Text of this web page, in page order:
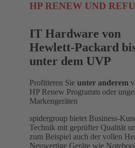
HP RENEW UND
IT Hardware von
Hewlett-Packard
unter dem UVP
Profitieren Sie unter anderem
HP Renew Programm oder
Markengeräten
spidergroup bietet Business-
Technik mit geprüfter Qualität
zum Beispiel auch der vollen
Neuwertige Geräte wie